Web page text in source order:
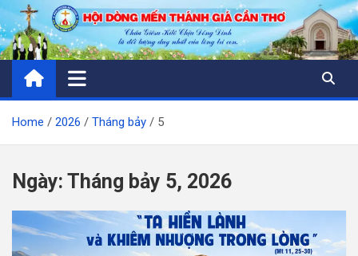
Skip
to
content
Home 2026 Tháng bảy 5
Ngày: Tháng bảy 5, 2026